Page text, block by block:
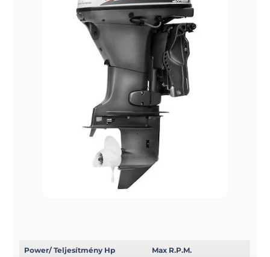
Power/ Teljesítmény Hp Max R.P.M.